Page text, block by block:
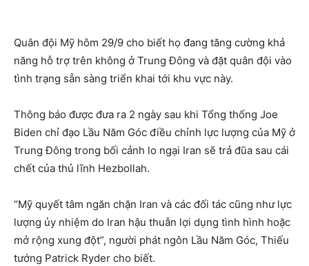
Quân đội Mỹ hôm 29/9 cho biết họ đang tăng cường khả
năng hỗ trợ trên không ở Trung Đông và đặt quân đội vào
tình trạng sẵn sàng triển khai tới khu vực này.
Thông báo được đưa ra 2 ngày sau khi Tổng thống Joe
Biden chỉ đạo Lầu Năm Góc điều chỉnh lực lượng của Mỹ ở
Trung Đông trong bối cảnh lo ngại Iran sẽ trả đũa sau cái
chết của thủ lĩnh Hezbollah.
“Mỹ quyết tâm ngăn chặn Iran và các đối tác cũng như lực
lượng ủy nhiệm do Iran hậu thuẫn lợi dụng tình hình hoặc
mở rộng xung đột”, người phát ngôn Lầu Năm Góc, Thiếu
tướng Patrick Ryder cho biết.